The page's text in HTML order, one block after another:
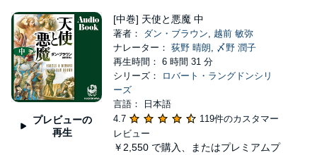
プレビューの
再生
[中巻] 天使と悪魔 中
著者： ダン・ブラウン, 越前 敏弥
ナレーター： 荻野 晴朗, 〆野 潤子
再生時間： 6 時間 31 分
シリーズ：
ロバート・ラングドンシリ
ーズ
言語： 日本語
4.7
119件のカスタマー
レビュー
￥2,550 で購入、またはプレミアムプ